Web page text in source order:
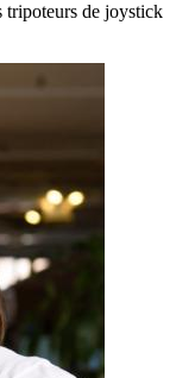
tripoteurs de joystick